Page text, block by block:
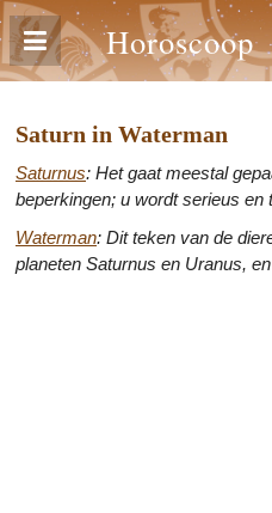
Horoscoop
Saturn in Waterman
Saturnus: Het gaat meestal
beperkingen; u wordt serieus en
Waterman: Dit teken van de
planeten Saturnus en Uranus,